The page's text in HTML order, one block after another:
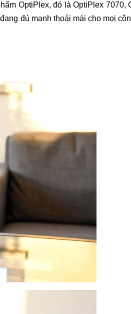
OptiPlex, đó là OptiPlex 7070,
đủ mạnh thoải mái cho mọi